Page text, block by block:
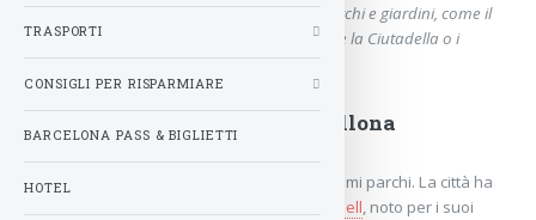
Barcellona è una città piena di bellissimi parchi e giardini, come il
famoso Park Güell, il parco cittadino Parc de la Ciutadella o i
giardini botanici di Montjuïc.
10x Parco e Giardini di Barcellona
Barcellona è una città con numerosi bellissimi parchi. La città ha
Parc Güell, noto per i suoi
TRASPORTI
CONSIGLI PER RISPARMIARE
BARCELONA PASS & BIGLIETTI
HOTEL